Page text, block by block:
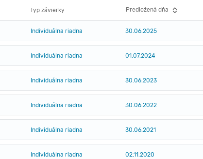
Typ závierky Predložená dňa
Individuálna riadna 30.06.2025
Individuálna riadna 01.07.2024
Individuálna riadna 30.06.2023
Individuálna riadna 30.06.2022
Individuálna riadna 30.06.2021
Individuálna riadna 02.11.2020